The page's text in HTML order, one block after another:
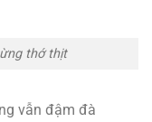
thớ thịt
vẫn đậm đà